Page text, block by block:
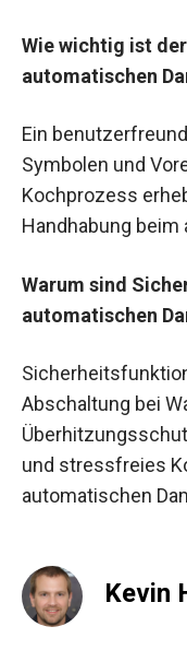
Wie wichtig ist
automatischen
Ein
Symbolen und
Kochprozess
Handhabung
Warum sind
automatischen
Abschaltung bei
und stressfreies
automatischen
Kevin